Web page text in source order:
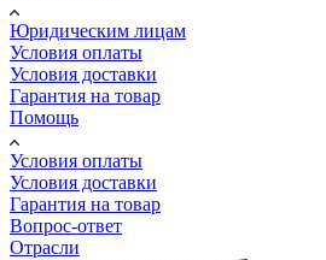
Юридическим лицам
Условия оплаты
Условия доставки
Гарантия на товар
Помощь
Условия оплаты
Условия доставки
Гарантия на товар
Вопрос-ответ
Отрасли